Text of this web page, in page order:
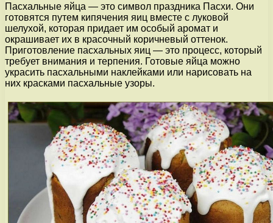
Пасхальные яйца — это символ праздника Пасхи. Они
готовятся путем кипячения яиц вместе с луковой
шелухой, которая придает им особый аромат и
окрашивает их в красочный коричневый оттенок.
Приготовление пасхальных яиц — это процесс, который
требует внимания и терпения. Готовые яйца можно
украсить пасхальными наклейками или нарисовать на
них красками пасхальные узоры.